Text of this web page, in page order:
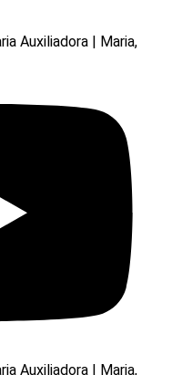
Auxiliadora | Maria,
Auxiliadora | Maria,